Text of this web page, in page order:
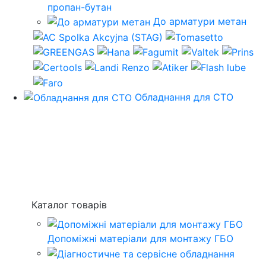
пропан-бутан
До арматури метан
Обладнання для СТО
Каталог товарів
Допоміжні матеріали для монтажу ГБО